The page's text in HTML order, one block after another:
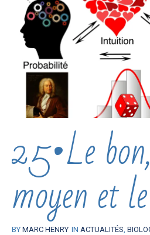
25•Le
moyen et
BY MARC HENRY IN ACTUALITÉS,